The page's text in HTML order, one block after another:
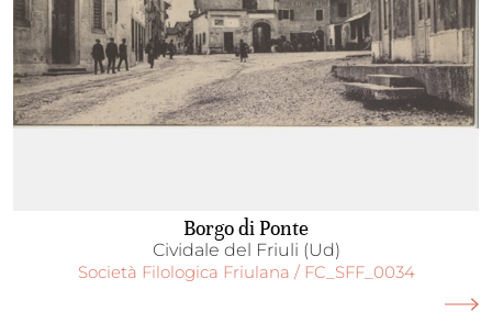
Borgo di Ponte
Cividale del Friuli (Ud)
Società Filologica Friulana / FC_SFF_0034